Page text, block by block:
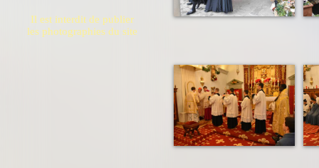
Il est interdit de publier
les photographies du site